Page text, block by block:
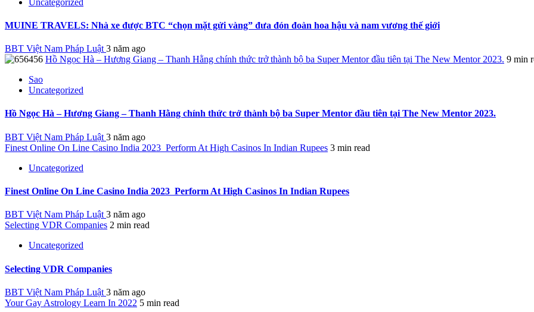
MUINE TRAVELS: Nhà xe được BTC “chọn mặt gửi vàng” đưa đón đoàn hoa hậu và nam vương thế giới
BBT Việt Nam Pháp Luật 3 năm ago
Hồ Ngọc Hà – Hương Giang – Thanh Hằng chính thức trở thành bộ ba Super Mentor đầu tiên tại The New Mentor 2023. 9 min
Sao
Uncategorized
Hồ Ngọc Hà – Hương Giang – Thanh Hằng chính thức trở thành bộ ba Super Mentor đầu tiên tại The New Mentor 2023.
BBT Việt Nam Pháp Luật 3 năm ago
Finest Online On Line Casino India 2023 ️ Perform At High Casinos In Indian Rupees 3 min read
Uncategorized
Finest Online On Line Casino India 2023 ️ Perform At High Casinos In Indian Rupees
BBT Việt Nam Pháp Luật 3 năm ago
Selecting VDR Companies 2 min read
Uncategorized
Selecting VDR Companies
BBT Việt Nam Pháp Luật 3 năm ago
Your Gay Astrology Learn In 2022 5 min read